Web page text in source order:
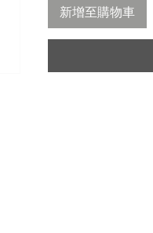
新增至購物車